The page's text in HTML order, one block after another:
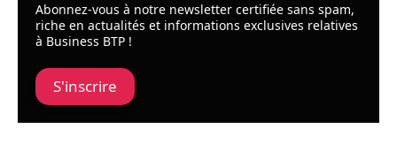
Abonnez-vous à notre newsletter certifiée sans spam,
riche en actualités et informations exclusives relatives
à Business BTP !
S'inscrire